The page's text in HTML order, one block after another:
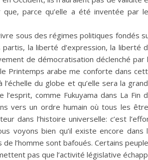
que, parce qu’elle a été inventée par
sous des régimes politiques fondés
la liberté d’expression, la liberté
de démocratisation déclenché par
Printemps arabe me conforte dans
du globe et qu’elle sera la
comme Fukuyama dans La Fin
vers un ordre humain où tous les
dans l’histoire universelle: c’est
voyons bien qu’il existe encore dans
l’homme sont bafoués. Certains
pas que l’activité législative